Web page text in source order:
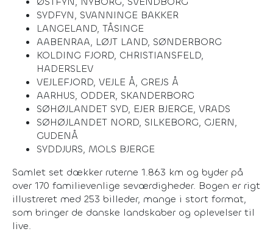
SYDFYN, SVANNINGE BAKKER
LANGELAND, TÅSINGE
AABENRAA, LØJT LAND, SØNDERBORG
KOLDING FJORD, CHRISTIANSFELD,
HADERSLEV
VEJLEFJORD, VEJLE Å, GREJS Å
AARHUS, ODDER, SKANDERBORG
SØHØJLANDET SYD, EJER BJERGE, VRADS
SØHØJLANDET NORD, SILKEBORG, GJERN,
GUDENÅ
SYDDJURS, MOLS BJERGE
Samlet set dækker ruterne 1.863 km og byder på
over 170 familievenlige seværdigheder. Bogen er rigt
illustreret med 253 billeder, mange i stort format,
som bringer de danske landskaber og oplevelser til
live.